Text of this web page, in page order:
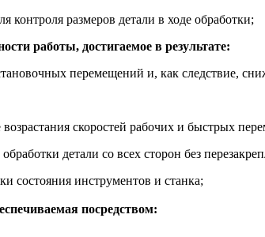
размеров детали в ходе обработки;
работы, достигаемое в результате:
перемещений и, как следствие,
скоростей рабочих и быстрых
детали со всех сторон без
состояния инструментов и станка;
посредством: